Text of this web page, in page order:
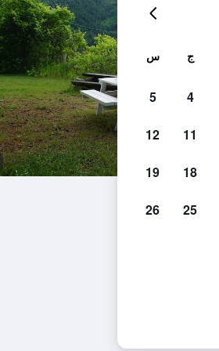
ج س
4
5
11
12
18
19
25
26